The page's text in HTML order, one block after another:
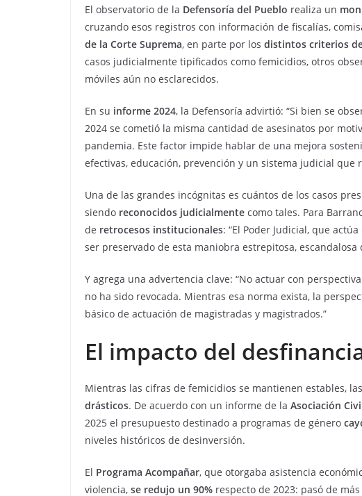
El observatorio de la Defensoría del Pueblo realiza un
cruzando esos registros con información de fiscalías,
de la Corte Suprema, en parte por los distintos criterios
casos judicialmente tipificados como femicidios, otros
móviles aún no esclarecidos.
En su informe 2024, la Defensoría advirtió: “Si bien se
2024 se cometió la misma cantidad de asesinatos por
pandemia. Este factor impide hablar de una mejora
efectivas, educación, prevención y un sistema judicial que
Una de las grandes incógnitas es cuántos de los casos
siendo reconocidos judicialmente como tales. Para
de retrocesos institucionales: “El Poder Judicial, que
ser preservado de esta maniobra estrepitosa, escandalosa
Y agrega una advertencia clave: “No actuar con
no ha sido revocada. Mientras esa norma exista, la
básico de actuación de magistradas y magistrados.”
El impacto del
Mientras las cifras de femicidios se mantienen estables, las
drásticos. De acuerdo con un informe de la Asociación
2025 el presupuesto destinado a programas de género
niveles históricos de desinversión.
El Programa Acompañar, que otorgaba asistencia
violencia, se redujo un 90% respecto de 2023: pasó de más